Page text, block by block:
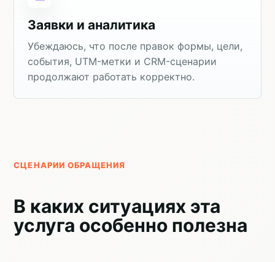
Заявки и аналитика
Убеждаюсь, что после правок формы, цели,
события, UTM-метки и CRM-сценарии
продолжают работать корректно.
СЦЕНАРИИ ОБРАЩЕНИЯ
В каких ситуациях эта
услуга особенно полезна